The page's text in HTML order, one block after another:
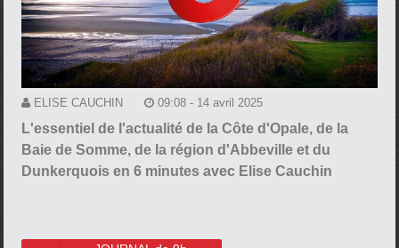
ELISE CAUCHIN 09:08 - 14 avril 2025
L'essentiel de l'actualité de la Côte d'Opale, de la
Baie de Somme, de la région d'Abbeville et du
Dunkerquois en 6 minutes avec Elise Cauchin